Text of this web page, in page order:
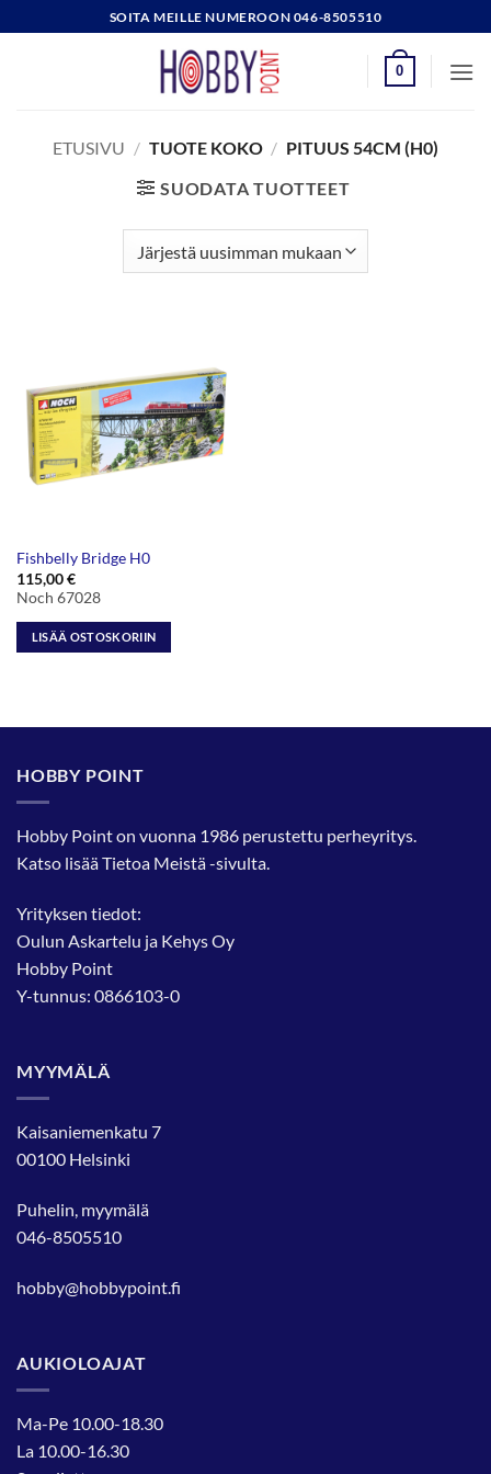
to
SOITA MEILLE NUMEROON 046-8505510
0
ETUSIVU / TUOTE KOKO / PITUUS 54CM (H0)
SUODATA TUOTTEET
Fishbelly Bridge H0
115,00€
Noch 67028
LISÄÄ OSTOSKORIIN
HOBBY POINT
Hobby Point on vuonna 1986 perustettu perheyritys.
Katso lisääTietoa Meistä-sivulta.
Yrityksen tiedot:
Oulun Askartelu ja Kehys Oy
Hobby Point
Y-tunnus: 0866103-0
MYYMÄLÄ
Kaisaniemenkatu 7
00100 Helsinki
Puhelin, myymälä
046-8505510
hobby@hobbypoint.fi
AUKIOLOAJAT
Ma-Pe 10.00-18.30
La 10.00-16.30